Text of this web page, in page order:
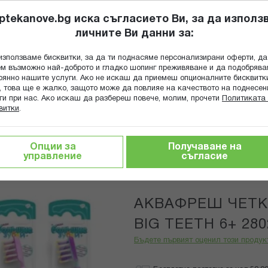
Търсене
ПОПИТАЙ
ГРИЖА ЗА МАЙКАТА И ДЕТЕТО ХРАНИТЕЛНИ ДОБАВКИ
АКВАФРЕШ ЧЕТКА ЗА ЗЪБИ ДЕТСКА
Aquafresh
АКВАФРЕШ
BIG TEETH 6+
Бъдете първият оценил този
иска съгласието Ви, за да
личните Ви данни за:
бисквитки, за да ти поднасяме персонализирани оферти, да
възможно най-доброто и гладко шопинг преживяване и да
нашите услуги. Ако не искаш да приемеш опционалните
това ще е жалко, защото може да повлияе на качеството на
при нас. Ако искаш да разбереш повече, молим, прочети
Политиката
.
Опции за
управление
Получаване на
съгласие